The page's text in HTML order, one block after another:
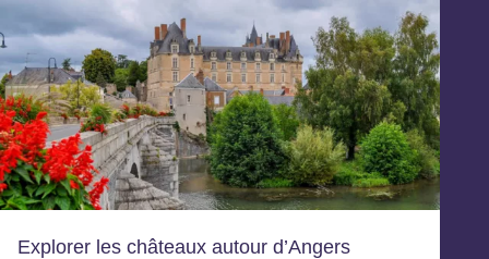
Explorer les châteaux autour d’Angers